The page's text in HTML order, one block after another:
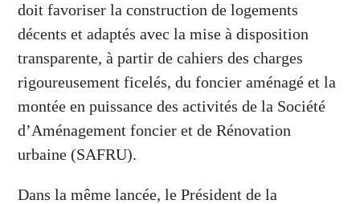
doit favoriser la construction de logements
décents et adaptés avec la mise à disposition
transparente, à partir de cahiers des charges
rigoureusement ficelés, du foncier aménagé et la
montée en puissance des activités de la Société
d’Aménagement foncier et de Rénovation
urbaine (SAFRU).
Dans la même lancée, le Président de la